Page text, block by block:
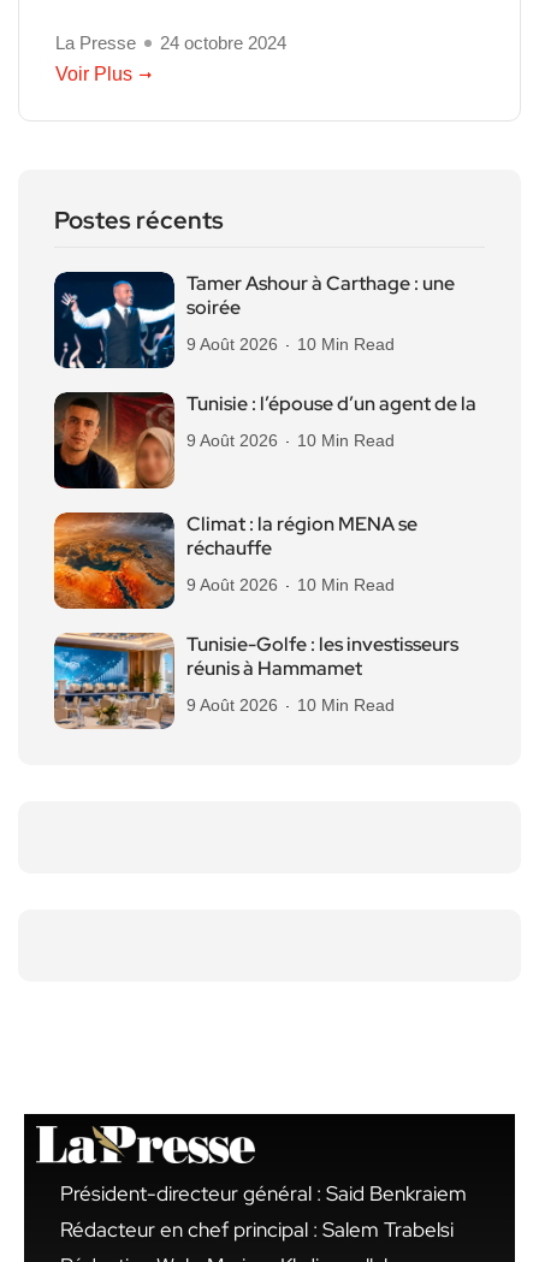
La Presse
24 octobre 2024
Voir Plus
Postes récents
Tamer Ashour à Carthage : une
soirée
9 Août 2026 10 Min Read
Tunisie : l’épouse d’un agent de la
9 Août 2026 10 Min Read
Climat : la région MENA se
réchauffe
9 Août 2026 10 Min Read
Tunisie-Golfe : les investisseurs
réunis à Hammamet
9 Août 2026 10 Min Read
Président-directeur général : Said Benkraiem
Rédacteur en chef principal : Salem Trabelsi